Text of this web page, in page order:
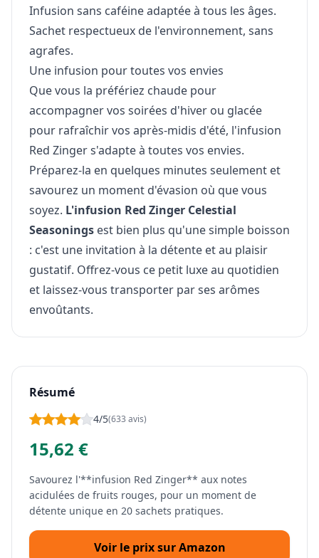
Infusion sans caféine adaptée à tous les âges.
Sachet respectueux de l'environnement, sans
agrafes.
Une infusion pour toutes vos envies
Que vous la préfériez chaude pour
accompagner vos soirées d'hiver ou glacée
pour rafraîchir vos après-midis d'été, l'infusion
Red Zinger s'adapte à toutes vos envies.
Préparez-la en quelques minutes seulement et
savourez un moment d'évasion où que vous
soyez. L'infusion Red Zinger Celestial
Seasonings est bien plus qu'une simple boisson
: c'est une invitation à la détente et au plaisir
gustatif. Offrez-vous ce petit luxe au quotidien
et laissez-vous transporter par ses arômes
envoûtants.
Résumé
4/5(633 avis)
15,62 €
Savourez l'**infusion Red Zinger** aux notes
acidulées de fruits rouges, pour un moment de
détente unique en 20 sachets pratiques.
Voir le prix sur Amazon